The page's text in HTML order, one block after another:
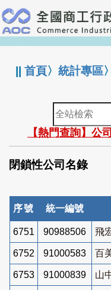
跳
到
主
要
:::
||首頁〉統計專區〉
全
站
檢
索
【熱門查詢】公
閉鎖性公司名錄
序號 統一編號
6751 90988506 飛
6752 91000583 百
6753 91000839 山